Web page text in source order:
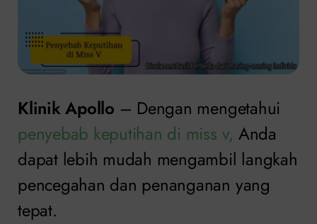
Klinik Apollo – Dengan mengetahui
penyebab keputihan di miss v, Anda
dapat lebih mudah mengambil langkah
pencegahan dan penanganan yang
tepat.